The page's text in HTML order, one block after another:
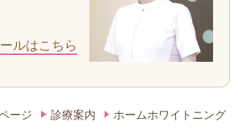
ルはこちら
ージ 診療案内 ホームホワイトニング